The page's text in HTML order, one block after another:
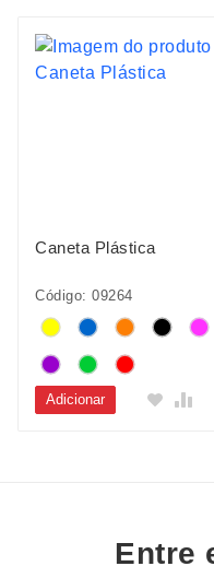
Caneta Plástica
Código: 09264
Adicionar
Entre